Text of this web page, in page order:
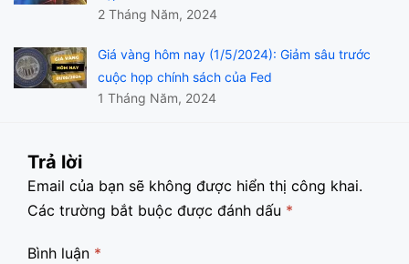
2 Tháng Năm, 2024
Giá vàng hôm nay (1/5/2024): Giảm sâu trước
cuộc họp chính sách của Fed
1 Tháng Năm, 2024
Trả lời
Email của bạn sẽ không được hiển thị công khai.
Các trường bắt buộc được đánh dấu *
Bình luận *